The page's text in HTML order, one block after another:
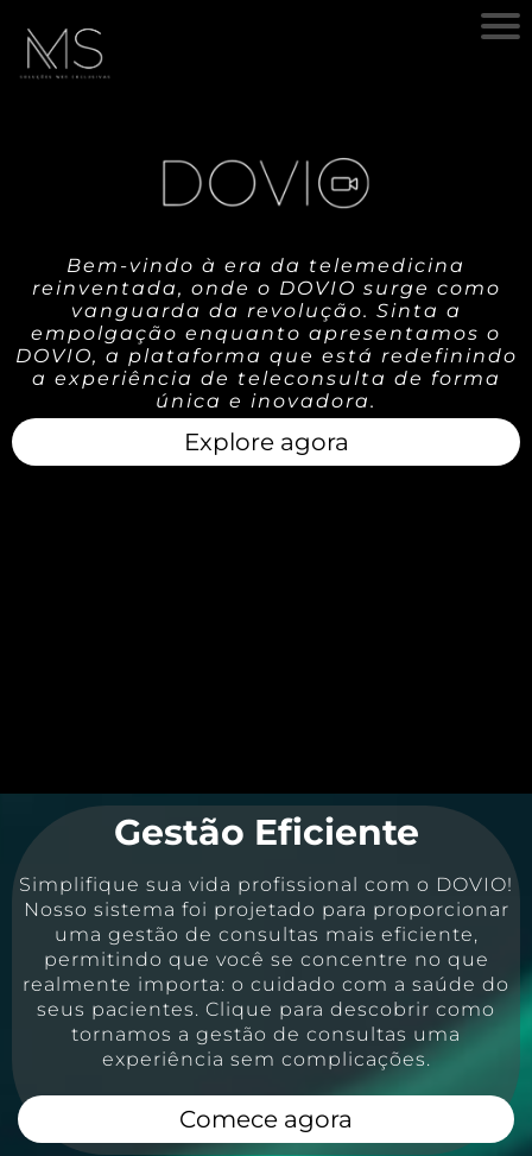
Bem-vindo à era da telemedicina
reinventada, onde o DOVIO surge como
vanguarda da revolução. Sinta a
empolgação enquanto apresentamos o
DOVIO, a plataforma que está redefinindo
a experiência de teleconsulta de forma
única e inovadora.
Explore agora
Gestão Eficiente
Simplifique sua vida profissional com o DOVIO!
Nosso sistema foi projetado para proporcionar
uma gestão de consultas mais eficiente,
permitindo que você se concentre no que
realmente importa: o cuidado com a saúde do
seus pacientes. Clique para descobrir como
tornamos a gestão de consultas uma
experiência sem complicações.
Comece agora